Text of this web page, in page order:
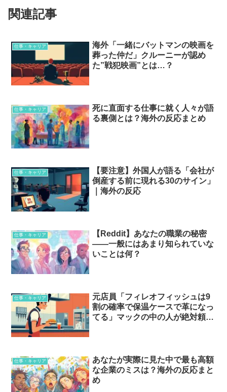
関連記事
仕事・キャリア
海外「一緒にバットマンの映画を
葬った仲だ」クルーニーが認め
た”戦犯映画”とは…？
仕事・キャリア
死に直面する仕事に就く人々が語
る裏側とは？海外の反応まとめ
仕事・キャリア
【要注意】外国人が語る「会社が
倒産する前に現れる30のサイン」
｜海外の反応
仕事・キャリア
【Reddit】あなたの職業の秘密
――一般にはあまり知られていな
いことは何？
仕事・キャリア
元店員「フィレオフィッシュは9
割の確率で保温ケースで革になっ
てる」マックの中の人が絶対頼ま
仕事・キャリア
あなたが実際に見た中で最も高額
な企業のミスは？海外の反応まと
め